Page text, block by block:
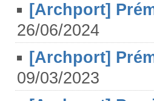
[Archport]
26/06/2024
[Archport]
09/03/2023